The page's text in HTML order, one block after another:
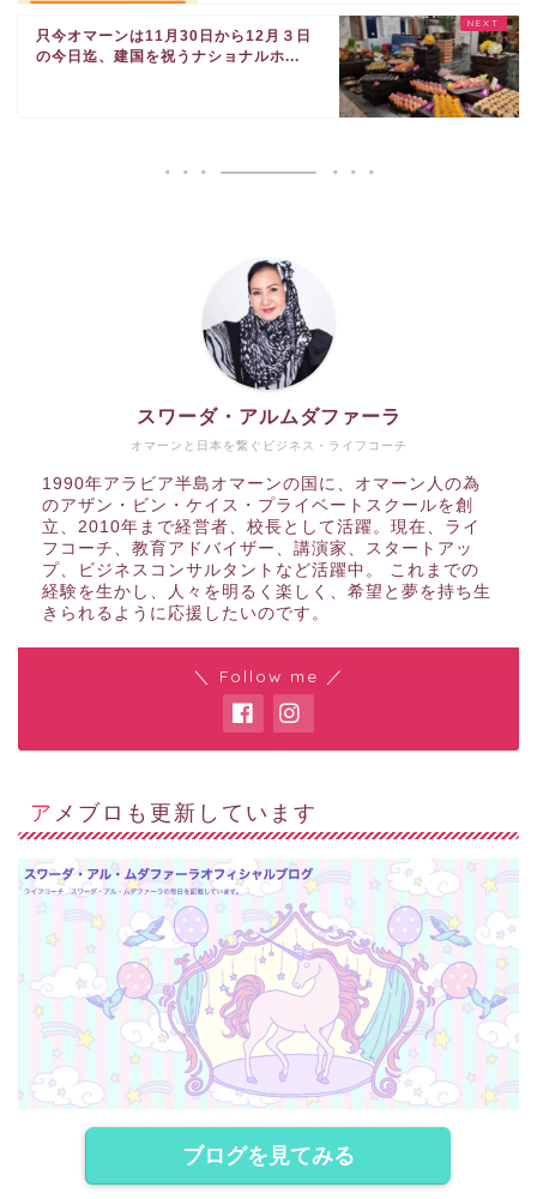
只今オマーンは11月30日から12月３日
の今日迄、建国を祝うナショナルホ...
オマーンと日本を繋ぐビジネス・ライフコーチ
スワーダ・アルムダファーラ
1990年アラビア半島オマーンの国に、オマーン人の為
のアザン・ビン・ケイス・プライベートスクールを創
立、2010年まで経営者、校長として活躍。現在、ライ
フコーチ、教育アドバイザー、講演家、スタートアッ
プ、ビジネスコンサルタントなど活躍中。 これまでの
経験を生かし、人々を明るく楽しく、希望と夢を持ち生
きられるように応援したいのです。
＼ Follow me ／
アメブロも更新しています
ブログを見てみる